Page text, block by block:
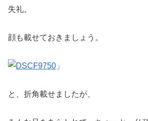
失礼。
顔も載せておきましょう。
」
と、折角載せましたが、